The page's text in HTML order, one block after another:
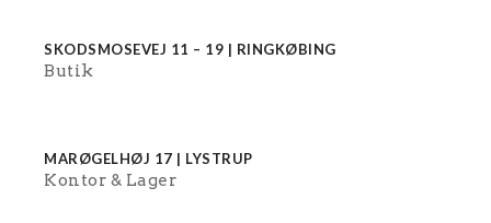
SKODSMOSEVEJ 11 – 19 | RINGKØBING
Butik
MARØGELHØJ 17 | LYSTRUP
Kontor Lager